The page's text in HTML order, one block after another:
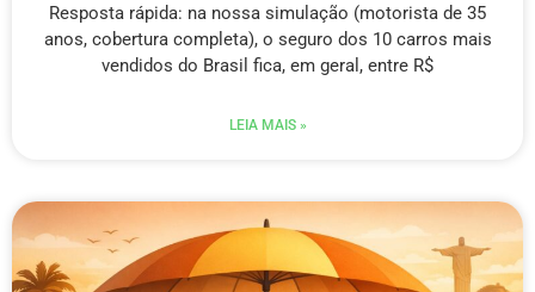
Resposta rápida: na nossa simulação (motorista de 35
anos, cobertura completa), o seguro dos 10 carros mais
vendidos do Brasil fica, em geral, entre R$
LEIA MAIS »